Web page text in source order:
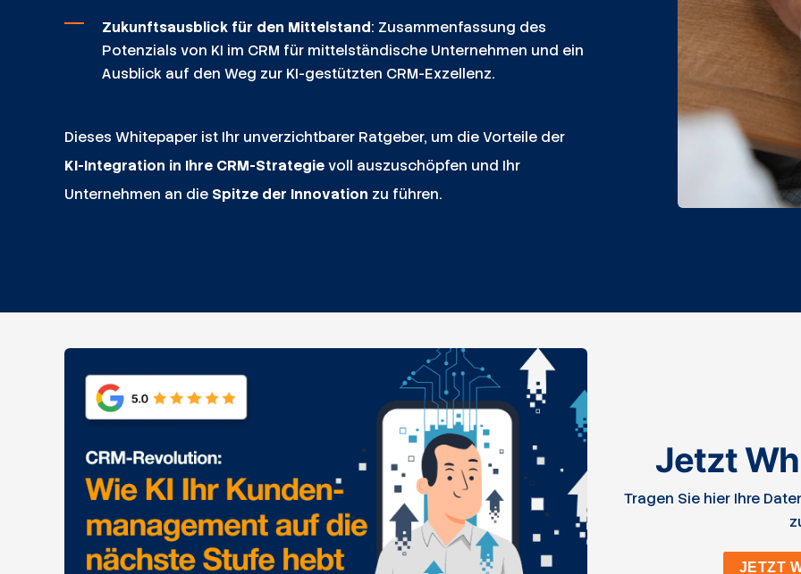
Zukunftsausblick für den Mittelstand: Zusammenfassung des
Potenzials von KI im CRM für mittelständische Unternehmen und ein
Ausblick auf den Weg zur KI-gestützten CRM-Exzellenz.
Dieses Whitepaper ist Ihr unverzichtbarer Ratgeber, um die Vorteile der
KI-Integration in Ihre CRM-Strategievoll auszuschöpfen und Ihr
Unternehmen an die Spitze der Innovation zu führen.
Jetzt
Tragen Sie hier Ihre
JETZT